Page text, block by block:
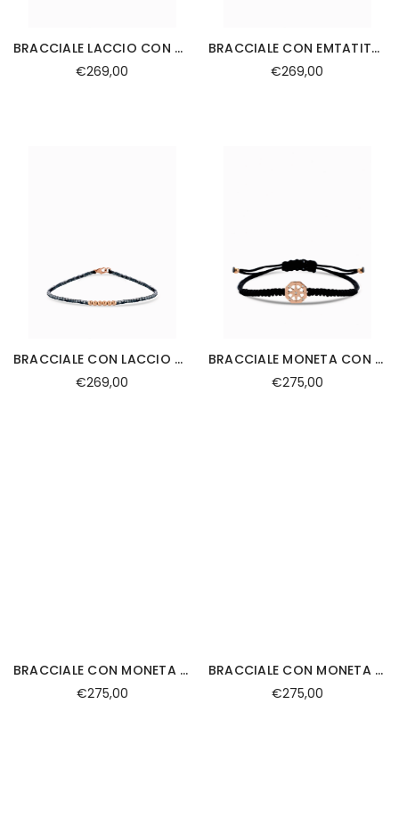
BRACCIALE LACCIO CON CHIUSURA EMATITE IN ORO BIANCO
€269,00
BRACCIALE CON EMTATITE IN ORO GIALLO E LACCIO
€269,00
BRACCIALE CON LACCIO CON EMTAITE IN ORO ROSA
€269,00
BRACCIALE MONETA CON ROSA DEI VENTI E LACCIO
€275,00
BRACCIALE CON MONETA TIMONE IN LACCIO
€275,00
BRACCIALE CON MONETA CORONA IN LACCIO
€275,00